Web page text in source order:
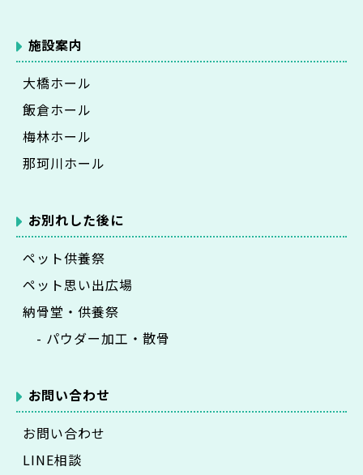
施設案内
大橋ホール
飯倉ホール
梅林ホール
那珂川ホール
お別れした後に
ペット供養祭
ペット思い出広場
納骨堂・供養祭
- パウダー加工・散骨
お問い合わせ
お問い合わせ
LINE相談